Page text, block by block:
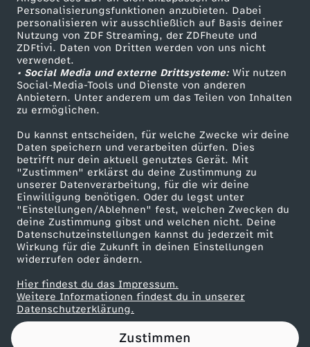
Personalisierungsfunktionen anzubieten. Dabei
personalisieren wir ausschließlich auf Basis deiner
Nutzung von ZDF Streaming, der ZDFheute und
ZDFtivi. Daten von Dritten werden von uns nicht
verwendet.
• Social Media und externe Drittsysteme:Wir nutzen
Social-Media-Tools und Dienste von anderen
Anbietern. Unter anderem um das Teilen von Inhalten
zu ermöglichen.
Du kannst entscheiden, für welche Zwecke wir deine
Daten speichern und verarbeiten dürfen. Dies
betrifft nur dein aktuell genutztes Gerät. Mit
"Zustimmen" erklärst du deine Zustimmung zu
unserer Datenverarbeitung, für die wir deine
Einwilligung benötigen. Oder du legst unter
"Einstellungen/Ablehnen" fest, welchen Zwecken du
deine Zustimmung gibst und welchen nicht. Deine
Datenschutzeinstellungen kannst du jederzeit mit
Wirkung für die Zukunft in deinen Einstellungen
widerrufen oder ändern.
Hier findest du das Impressum.
Weitere Informationen findest du in unserer
Datenschutzerklärung.
Zustimmen
R
a
m
a
d
a
n
2
0
2
TV-Programm
ZDF Unternehmen
Karriere
ZDF goes Schule
Werbefernsehen
Mainzelmännchen
Partner